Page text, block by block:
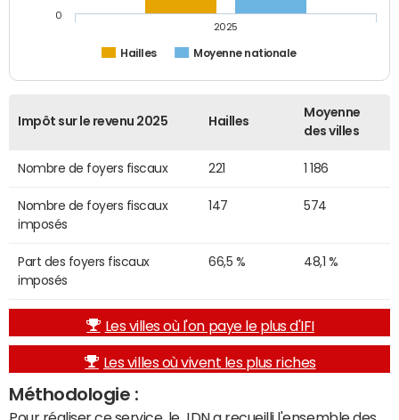
Hailles Moyenne nationale
2025
0
Impôt sur le revenu 2025 Hailles
Moyenne
des villes
Nombre de foyers fiscaux 221 1 186
Nombre de foyers fiscaux
imposés
147 574
Part des foyers fiscaux
imposés
66,5 % 48,1 %
Les villes où l'on paye le plus d'IFI
Les villes où vivent les plus riches
Méthodologie :